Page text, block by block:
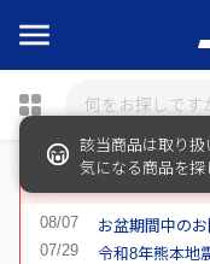
お盆期間中の
令和8年熊本地
該当商品は取り
気になる商品を探